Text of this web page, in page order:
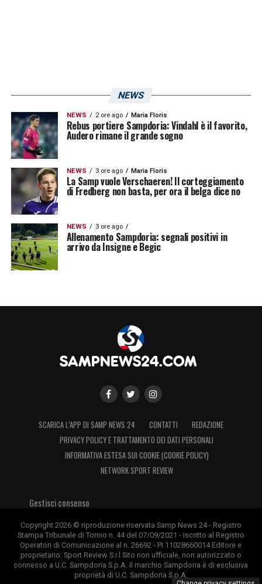
NEWS
NEWS 2 ore ago Maria Floris
Rebus portiere Sampdoria: Vindahl è il favorito,
Audero rimane il grande sogno
NEWS 3 ore ago Maria Floris
La Samp vuole Verschaeren! Il corteggiamento
di Fredberg non basta, per ora il belga dice no
NEWS 3 ore ago
Allenamento Sampdoria: segnali positivi in
arrivo da Insigne e Begic
SCARICA L’APP DI SAMP NEWS 24 CONTATTI
REDAZIONE
PRIVACY POLICY E TRATTAMENTO DEI DATI PERSONALI
INFORMATIVA ESTESA SUI COOKIE (COOKIE POLICY)
NETWORK SPORT REVIEW
Gestisci consenso
Copyright 2026 © riproduzione riservata Samp News 24 - Registro
Stampa Tribunale di Torino n. 44 del 07/09/2021 - Iscritto al Registro
Operatori di Comunicazione al n. 26692 - PI 11028660014 Editore e
proprietario: Sport Review S.r.l Sito non ufficiale, non autorizzato o
connesso a U.C. Sampdoria S.p.A. Il marchio Sampdoria è di esclusiva
proprietà di U.C. Sampdoria S.p.A.